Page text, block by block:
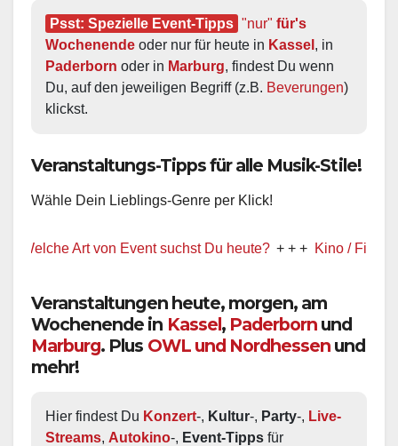
Psst: Spezielle Event-Tipps "nur" für's
Wochenende oder nur für heute in Kassel
Paderborn oder in Marburg, findest Du wenn
Du, auf den jeweiligen Begriff (z.B. Beverungen)
klickst.
Veranstaltungs-Tipps für alle Musik-Stile!
Wähle Dein Lieblings-Genre per Klick!
Art von Event suchst Du heute? + + + Kino / Film + + +
Veranstaltungen heute, morgen, am
Wochenende in Kassel, Paderborn und
Marburg. Plus OWL und Nordhessen und
mehr!
Hier findest Du Konzert-, Kultur-, Party-, Live-
Streams, Autokino-, Event-Tipps